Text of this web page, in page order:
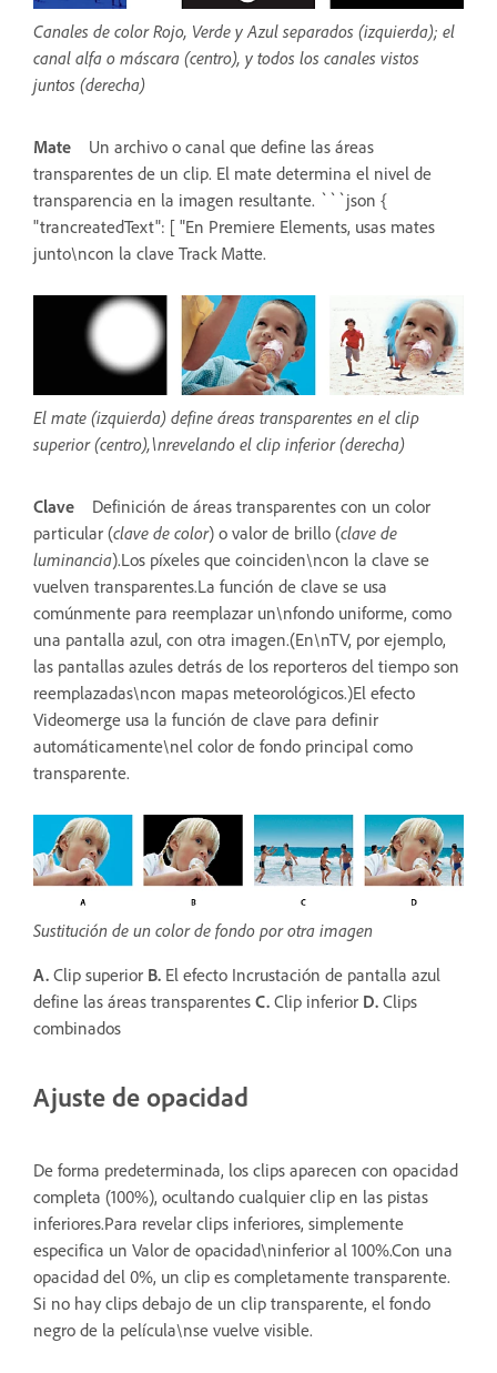
Canales de color Rojo, Verde y Azul separados (izquierda); el
canal alfa o máscara (centro), y todos los canales vistos
juntos (derecha)
Mate
Un archivo o canal que define las áreas
transparentes de un clip. El mate determina el nivel de
transparencia en la imagen resultante. ```json {
"trancreatedText": [ "En Premiere Elements, usas mates
junto\ncon la clave Track Matte.
El mate (izquierda) define áreas transparentes en el clip
superior (centro),\nrevelando el clip inferior (derecha)
Clave
Definición de áreas transparentes con un color
particular (clave de color) o valor de brillo (clave de
luminancia).Los píxeles que coinciden\ncon la clave se
vuelven transparentes.La función de clave se usa
comúnmente para reemplazar un\nfondo uniforme, como
una pantalla azul, con otra imagen.(En\nTV, por ejemplo,
las pantallas azules detrás de los reporteros del tiempo son
reemplazadas\ncon mapas meteorológicos.)El efecto
Videomerge usa la función de clave para definir
automáticamente\nel color de fondo principal como
transparente.
Sustitución de un color de fondo por otra imagen
A. Clip superior B. El efecto Incrustación de pantalla azul
define las áreas transparentes C. Clip inferior D. Clips
combinados
Ajuste de opacidad
De forma predeterminada, los clips aparecen con opacidad
completa (100%), ocultando cualquier clip en las pistas
inferiores.Para revelar clips inferiores, simplemente
especifica un Valor de opacidad\ninferior al 100%.Con una
opacidad del 0%, un clip es completamente transparente.
Si no hay clips debajo de un clip transparente, el fondo
negro de la película\nse vuelve visible.